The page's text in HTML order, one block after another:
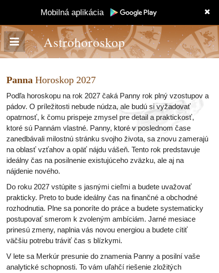
Mobilná aplikácia
Astrohoroskop
Panna Horoskop 2027
Podľa horoskopu na rok 2027 čaká Panny rok plný vzostupov a
pádov. O príležitosti nebude núdza, ale budú si vyžadovať
opatrnosť, k čomu prispeje zmysel pre detail a praktickosť,
ktoré sú Pannám vlastné. Panny, ktoré v poslednom čase
zanedbávali milostnú stránku svojho života, sa znovu zamerajú
na oblasť vzťahov a opäť nájdu vášeň. Tento rok predstavuje
ideálny čas na posilnenie existujúceho zväzku, ale aj na
nájdenie nového.
Do roku 2027 vstúpite s jasnými cieľmi a budete uvažovať
prakticky. Preto to bude ideálny čas na finančné a obchodné
rozhodnutia. Plne sa ponoríte do práce a budete systematicky
postupovať smerom k zvoleným ambíciám. Jarné mesiace
prinesú zmeny, naplnia vás novou energiou a budete cítiť
väčšiu potrebu tráviť čas s blízkymi.
V lete sa Merkúr presunie do znamenia Panny a posilní vaše
analytické schopnosti. To vám uľahčí riešenie zložitých